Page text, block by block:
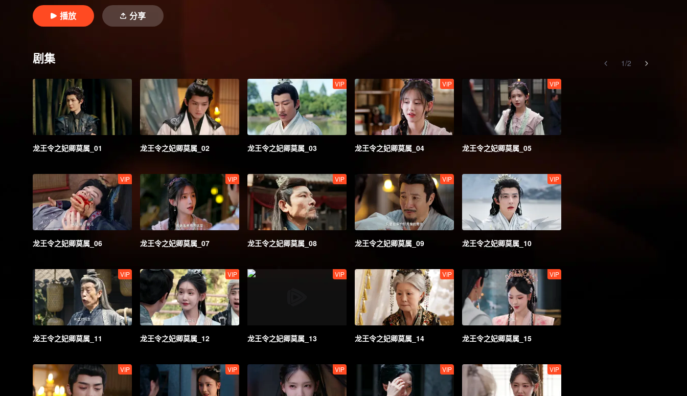
播放 分享
剧集 1/2
龙王令之妃卿莫属_01 龙王令之妃卿莫属_02
VIP
龙王令之妃卿莫属_03
VIP
龙王令之妃卿莫属_04
VIP
龙王令之妃卿莫属_05
VIP
龙王令之妃卿莫属_06
VIP
龙王令之妃卿莫属_07
VIP
龙王令之妃卿莫属_08
VIP
龙王令之妃卿莫属_09
VIP
龙王令之妃卿莫属_10
VIP
龙王令之妃卿莫属_11
VIP
龙王令之妃卿莫属_12
VIP
龙王令之妃卿莫属_13
VIP
龙王令之妃卿莫属_14
VIP
龙王令之妃卿莫属_15
VIP VIP VIP VIP VIP